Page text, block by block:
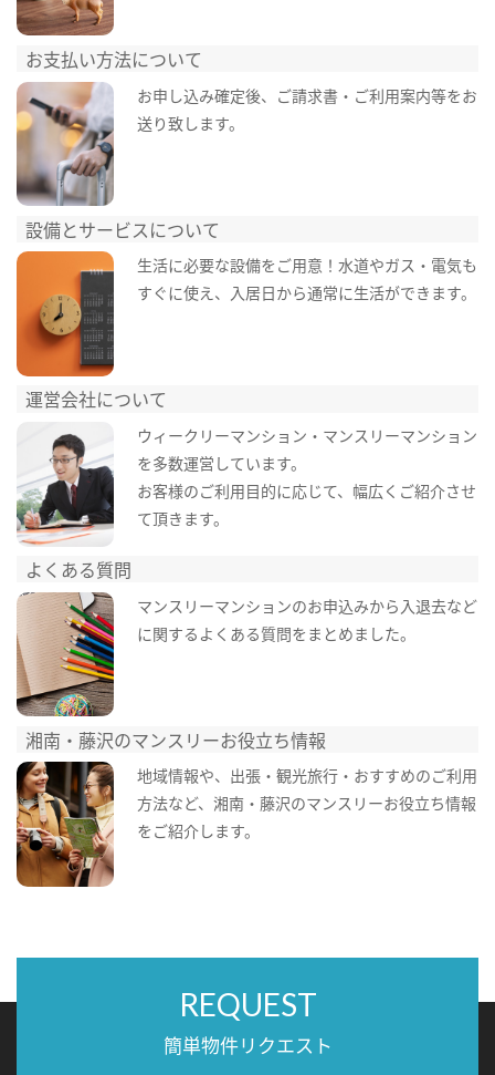
お支払い方法について
お申し込み確定後、ご請求書・ご利用案内等をお
送り致します。
設備とサービスについて
生活に必要な設備をご用意！水道やガス・電気も
すぐに使え、入居日から通常に生活ができます。
運営会社について
ウィークリーマンション・マンスリーマンション
を多数運営しています。
お客様のご利用目的に応じて、幅広くご紹介させ
て頂きます。
よくある質問
マンスリーマンションのお申込みから入退去など
に関するよくある質問をまとめました。
湘南・藤沢のマンスリーお役立ち情報
地域情報や、出張・観光旅行・おすすめのご利用
方法など、湘南・藤沢のマンスリーお役立ち情報
をご紹介します。
REQUEST
簡単物件リクエスト